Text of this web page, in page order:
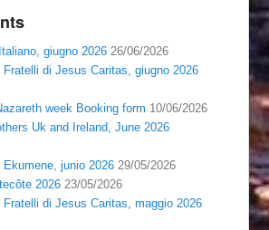
giugno 2026 26/06/2026
di Jesus Caritas, giugno 2026
week Booking form 10/06/2026
Uk and Ireland, June 2026
Ekumene, junio 2026 29/05/2026
2026 23/05/2026
di Jesus Caritas, maggio 2026